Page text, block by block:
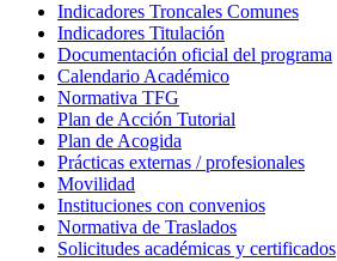
Indicadores Troncales Comunes
Indicadores Titulación
Documentación oficial del programa
Calendario Académico
Normativa TFG
Plan de Acción Tutorial
Plan de Acogida
Prácticas externas / profesionales
Movilidad
Instituciones con convenios
Normativa de Traslados
Solicitudes académicas y certificados